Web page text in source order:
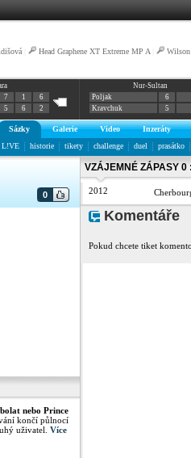
Head Graphene XT Extreme MP A Wilson
7 1
6
5 6 2
Nur-Sultan
Poljak
6
Kravchuk
5
Sázky Galerie Video Inzeráty
L!VE historie tikety challenge duel prasátko
0
nebo Prince
končí půlnocí
uživatel. Více
VZÁJEMNÉ ZÁPASY 0
2012
Komentáře
Pokud chcete tiket